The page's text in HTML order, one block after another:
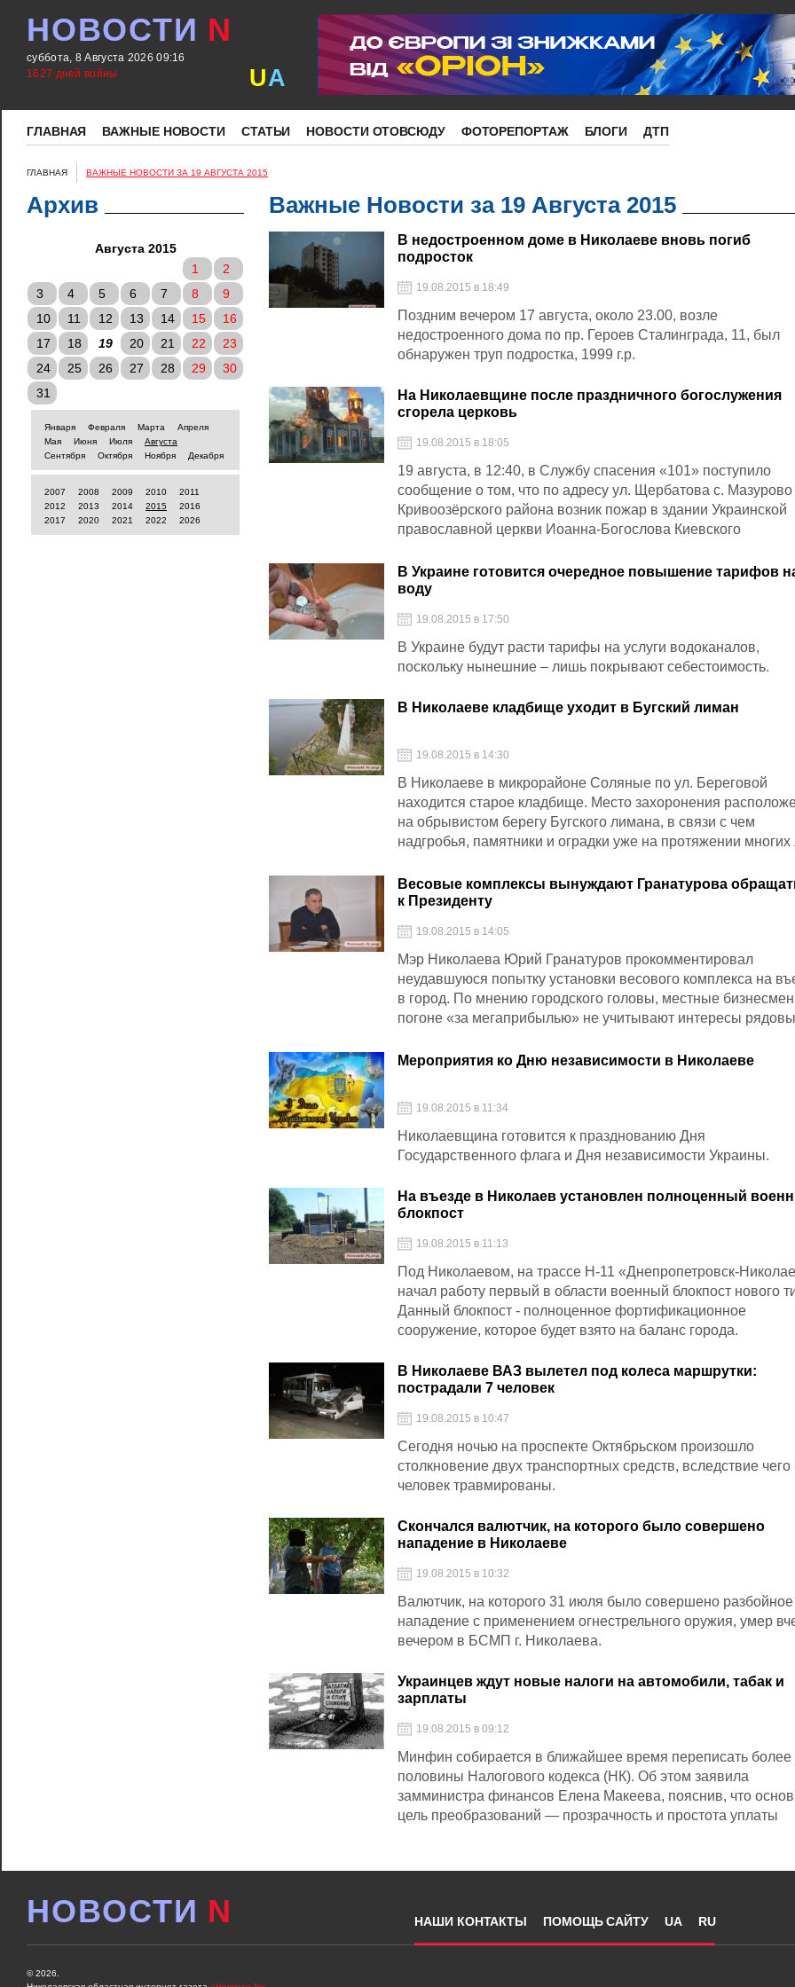
НОВОСТИ N
суббота, 8 Августа 2026 09:16
1627 дней войны
UA
ГЛАВНАЯ ВАЖНЫЕ НОВОСТИ СТАТЬИ НОВОСТИ ОТОВСЮДУ ФОТОРЕПОРТАЖ БЛОГИ ДТП
ГЛАВНАЯ ВАЖНЫЕ НОВОСТИ ЗА 19 АВГУСТА 2015
Архив
Августа 2015
1
2
3
4 5 6 7 8
9
10
11 12 13 14 15
16
17
18 19 20 21 22
23
24
25 26 27 28 29
30
31
Января Февраля Марта
Апреля
Мая
Июня Июля
Августа
Сентября
Октября Ноября Декабря
2007 2008 2009 2010
2011
2012
2013 2014 2015
2016
2017
2020 2021 2022 2026
Важные Новости за 19 Августа 2015
В недостроенном доме в Николаеве вновь погиб
подросток
19.08.2015 в 18:49
Поздним вечером 17 августа, около 23.00, возле
недостроенного дома по пр. Героев Сталинграда, 11, был
обнаружен труп подростка, 1999 г.р.
На Николаевщине после праздничного богослужения
сгорела церковь
19.08.2015 в 18:05
19 августа, в 12:40, в Службу спасения «101» поступило
сообщение о том, что по адресу ул. Щербатова с. Мазурово
Кривоозёрского района возник пожар в здании Украинской
православной церкви Иоанна-Богослова Киевского
В Украине готовится очередное повышение тарифов
воду
19.08.2015 в 17:50
В Украине будут расти тарифы на услуги водоканалов,
поскольку нынешние – лишь покрывают себестоимость.
В Николаеве кладбище уходит в Бугский лиман
19.08.2015 в 14:30
В Николаеве в микрорайоне Соляные по ул. Береговой
находится старое кладбище. Место захоронения
на обрывистом берегу Бугского лимана, в связи с чем
надгробья, памятники и оградки уже на протяжении многих
Весовые комплексы вынуждают Гранатурова
к Президенту
19.08.2015 в 14:05
Мэр Николаева Юрий Гранатуров прокомментировал
неудавшуюся попытку установки весового комплекса на
в город. По мнению городского головы, местные
погоне «за мегаприбылью» не учитывают интересы
Мероприятия ко Дню независимости в Николаеве
19.08.2015 в 11:34
Николаевщина готовится к празднованию Дня
Государственного флага и Дня независимости Украины.
На въезде в Николаев установлен полноценный
блокпост
19.08.2015 в 11:13
Под Николаевом, на трассе Н-11 «Днепропетровск-
начал работу первый в области военный блокпост нового
Данный блокпост - полноценное фортификационное
сооружение, которое будет взято на баланс города.
В Николаеве ВАЗ вылетел под колеса маршрутки:
пострадали 7 человек
19.08.2015 в 10:47
Сегодня ночью на проспекте Октябрьском произошло
столкновение двух транспортных средств, вследствие чего
человек травмированы.
Скончался валютчик, на которого было совершено
нападение в Николаеве
19.08.2015 в 10:32
Валютчик, на которого 31 июля было совершено разбойное
нападение с применением огнестрельного оружия, умер
вечером в БСМП г. Николаева.
Украинцев ждут новые налоги на автомобили, табак и
зарплаты
19.08.2015 в 09:12
Минфин собирается в ближайшее время переписать более
половины Налогового кодекса (НК). Об этом заявила
замминистра финансов Елена Макеева, пояснив, что
цель преобразований — прозрачность и простота уплаты
НОВОСТИ N НАШИ КОНТАКТЫ ПОМОЩЬ САЙТУ UA RU
© 2026.